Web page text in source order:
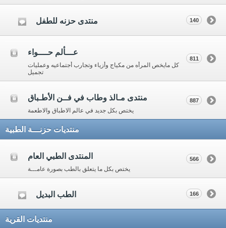
منتدى حزنه للطفل 140
عـــألم حــــواء
كل مايخص المرأه من مكياج وأزياء وتجارب أجتماعيه وعمليات
تجميل
811
منتدى مـالذ وطاب في فــن الأطـباق
يختص بكل جديد في عالم الاطباق والاطعمة
887
منتديات حزنـــة الطبية
المنتدى الطبي العام
يختص بكل ما يتعلق بالطب بصورة عامـــة
566
الطب البديل 166
منتديات القرية